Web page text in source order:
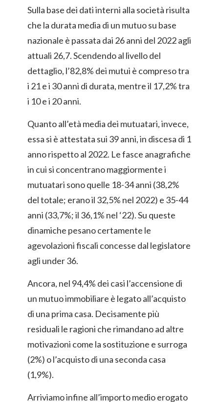
Sulla base dei dati interni alla società risulta
che la durata media di un mutuo su base
nazionale è passata dai 26 anni del 2022 agli
attuali 26,7. Scendendo al livello del
dettaglio, l’82,8% dei mutui è compreso tra
i 21 e i 30 anni di durata, mentre il 17,2% tra
i 10 e i 20 anni.
Quanto all’età media dei mutuatari, invece,
essa si è attestata sui 39 anni, in discesa di 1
anno rispetto al 2022. Le fasce anagrafiche
in cui si concentrano maggiormente i
mutuatari sono quelle 18-34 anni (38,2%
del totale; erano il 32,5% nel 2022) e 35-44
anni (33,7%; il 36,1% nel ‘22). Su queste
dinamiche pesano certamente le
agevolazioni fiscali concesse dal legislatore
agli under 36.
Ancora, nel 94,4% dei casi l’accensione di
un mutuo immobiliare è legato all’acquisto
di una prima casa. Decisamente più
residuali le ragioni che rimandano ad altre
motivazioni come la sostituzione e surroga
(2%) o l’acquisto di una seconda casa
(1,9%).
Arriviamo infine all’importo medio erogato